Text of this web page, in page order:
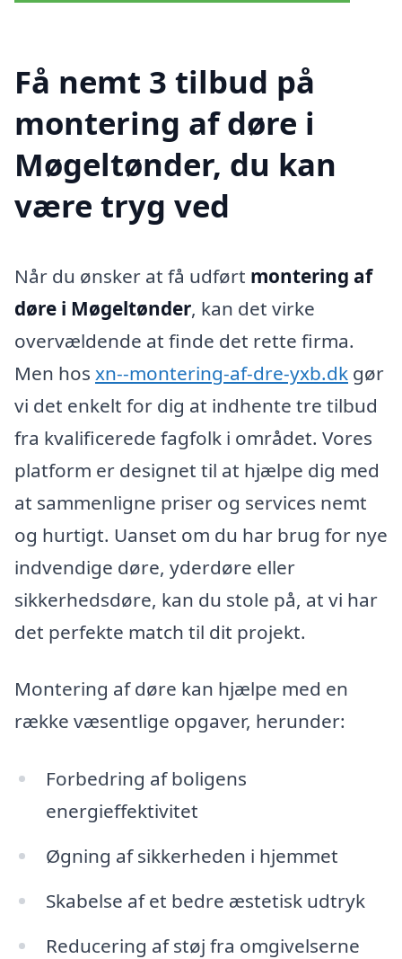
Få nemt 3 tilbud på
montering af døre i
Møgeltønder, du kan
være tryg ved
Når du ønsker at få udført montering af
døre i Møgeltønder, kan det virke
overvældende at finde det rette firma.
Men hos xn--montering-af-dre-yxb.dk gør
vi det enkelt for dig at indhente tre tilbud
fra kvalificerede fagfolk i området. Vores
platform er designet til at hjælpe dig med
at sammenligne priser og services nemt
og hurtigt. Uanset om du har brug for nye
indvendige døre, yderdøre eller
sikkerhedsdøre, kan du stole på, at vi har
det perfekte match til dit projekt.
Montering af døre kan hjælpe med en
række væsentlige opgaver, herunder:
Forbedring af boligens
energieffektivitet
Øgning af sikkerheden i hjemmet
Skabelse af et bedre æstetisk udtryk
Reducering af støj fra omgivelserne